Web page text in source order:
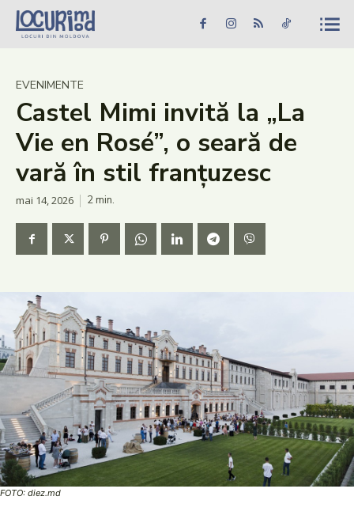
Caută în site... Căutare
Știri
Evenimente
Dezvoltare rurală
Vinării
Patrimoniu
Produs Acasă
EVENIMENTE
Castel Mimi invită la „La
Vie en Rosé”, o seară de
vară în stil franțuzesc
mai 14, 2026 2min.
FOTO: diez.md